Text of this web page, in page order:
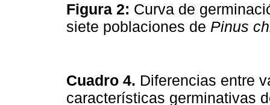
Figura 2: Curva de
siete poblaciones de Pinus
Cuadro 4. Diferencias entre
características germinativas